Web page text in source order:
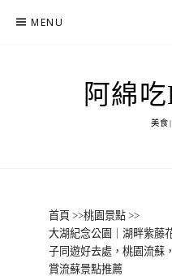
MENU
阿綿
美食
首頁 >>桃園景點 >>
大湖紀念公園｜湖畔紫藤
子同遊好去處，桃園流蘇
賞流蘇景點推薦